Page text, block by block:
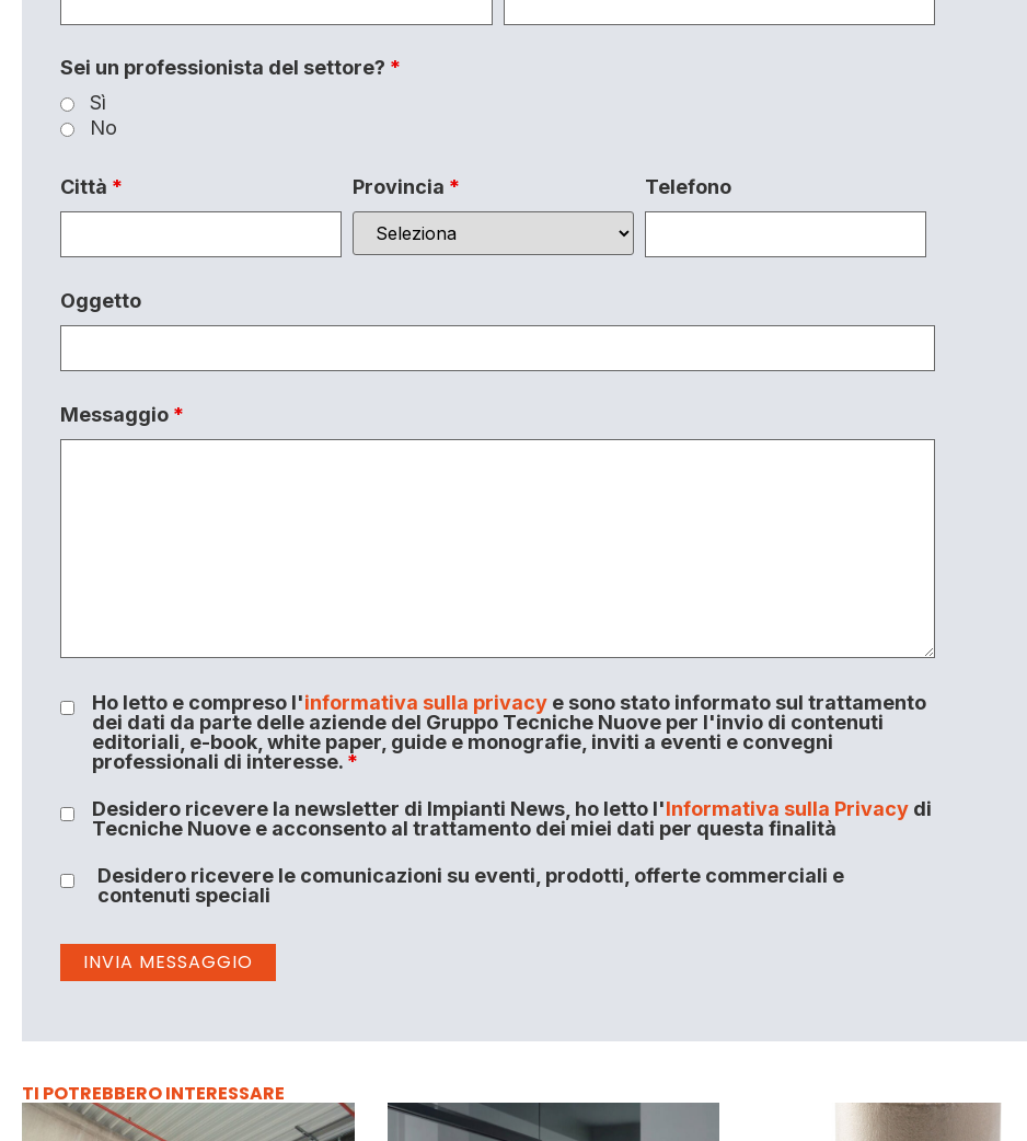
Sei un professionista del settore? *
Sì
No
Città * Provincia * Telefono
Oggetto
Messaggio *
Ho letto e compreso l'informativa sulla privacye sono stato informato sul trattamento
dei dati da parte delle aziende del Gruppo Tecniche Nuove per l'invio di contenuti
editoriali, e-book, white paper, guide e monografie, inviti a eventi e convegni
professionali di interesse. *
Desidero ricevere la newsletter di Impianti News, ho letto l'Informativa sulla Privacydi
Tecniche Nuove e acconsento al trattamento dei miei dati per questa finalità
Desidero ricevere le comunicazioni su eventi, prodotti, offerte commerciali e
contenuti speciali
TI POTREBBERO INTERESSARE